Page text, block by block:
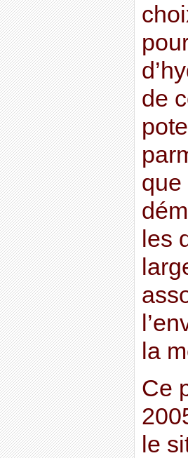
de
que
les
la
Ce
le